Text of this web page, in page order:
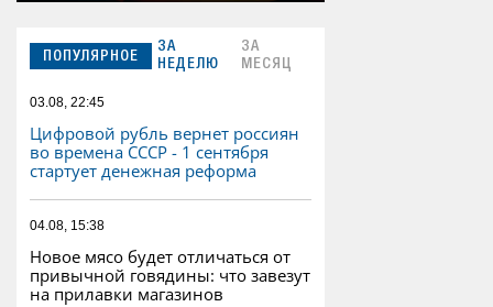
ПОПУЛЯРНОЕ
ЗА
НЕДЕЛЮ
ЗА
МЕСЯЦ
03.08, 22:45
Цифровой рубль вернет россиян
во времена СССР - 1 сентября
стартует денежная реформа
04.08, 15:38
Новое мясо будет отличаться от
привычной говядины: что завезут
на прилавки магазинов